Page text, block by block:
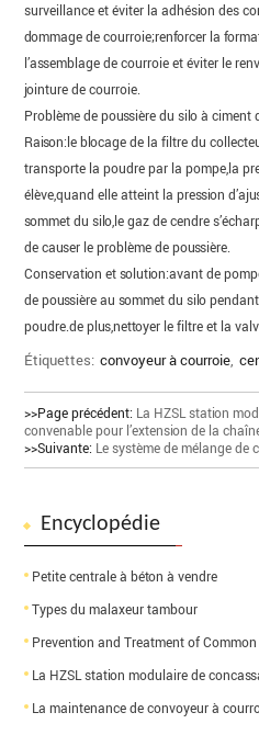
surveillance et éviter la adhésion des
dommage de courroie;renforcer la
l’assemblage de courroie et éviter le
jointure de courroie.
Problème de poussière du silo à ciment
Raison:le blocage de la filtre du
transporte la poudre par la pompe,la
élève,quand elle atteint la pression
sommet du silo,le gaz de cendre
de causer le problème de poussière.
Conservation et solution:avant de
de poussière au sommet du silo
poudre.de plus,nettoyer le filtre et la
Étiquettes: convoyeur à courroie,
>>Page précédent: La HZSL station
convenable pour l’extension de la
>>Suivante: Le système de mélange de
Encyclopédie
Petite centrale à béton à vendre
Types du malaxeur tambour
Prevention and Treatment of
La HZSL station modulaire de concassage du sable
La maintenance de convoyeur à